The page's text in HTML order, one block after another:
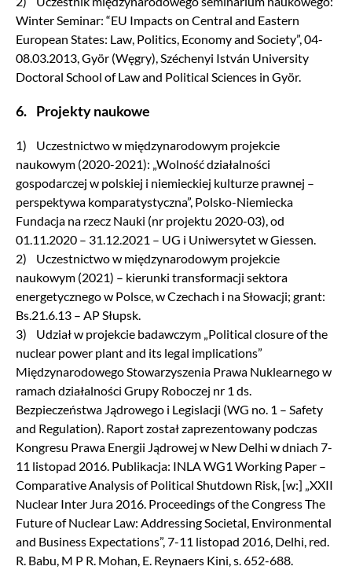
Winter Seminar: “EU Impacts on Central and Eastern
European States: Law, Politics, Economy and Society”, 04-
08.03.2013, Györ (Węgry), Széchenyi István University
Doctoral School of Law and Political Sciences in Györ.
6. Projekty naukowe
1) Uczestnictwo w międzynarodowym projekcie
naukowym (2020-2021): „Wolność działalności
gospodarczej w polskiej i niemieckiej kulturze prawnej –
perspektywa komparatystyczna”, Polsko-Niemiecka
Fundacja na rzecz Nauki (nr projektu 2020-03), od
01.11.2020 – 31.12.2021 – UG i Uniwersytet w Giessen.
2) Uczestnictwo w międzynarodowym projekcie
naukowym (2021) – kierunki transformacji sektora
energetycznego w Polsce, w Czechach i na Słowacji; grant:
Bs.21.6.13 – AP Słupsk.
3) Udział w projekcie badawczym „Political closure of the
nuclear power plant and its legal implications”
Międzynarodowego Stowarzyszenia Prawa Nuklearnego w
ramach działalności Grupy Roboczej nr 1 ds.
Bezpieczeństwa Jądrowego i Legislacji (WG no. 1 – Safety
and Regulation). Raport został zaprezentowany podczas
Kongresu Prawa Energii Jądrowej w New Delhi w dniach 7-
11 listopad 2016. Publikacja: INLA WG1 Working Paper –
Comparative Analysis of Political Shutdown Risk, [w:] „XXII
Nuclear Inter Jura 2016. Proceedings of the Congress The
Future of Nuclear Law: Addressing Societal, Environmental
and Business Expectations”, 7-11 listopad 2016, Delhi, red.
R. Babu, M P R. Mohan, E. Reynaers Kini, s. 652-688.